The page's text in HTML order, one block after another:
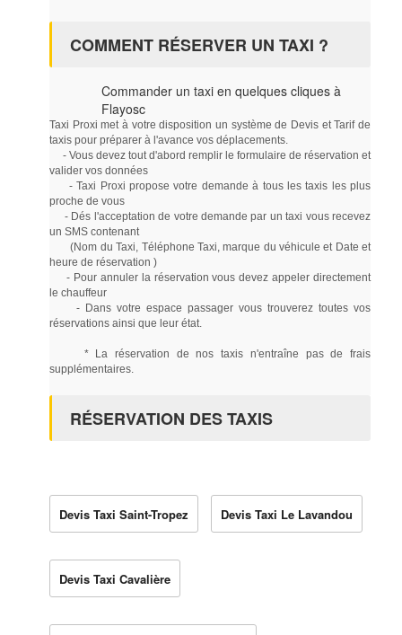
COMMENT RÉSERVER UN TAXI ?
Commander un taxi en quelques cliques à
Flayosc
Taxi Proxi met à votre disposition un système de Devis et Tarif de
taxis pour préparer à l'avance vos déplacements.
- Vous devez tout d'abord remplir le formulaire de réservation et
valider vos données
- Taxi Proxi propose votre demande à tous les taxis les plus
proche de vous
- Dés l'acceptation de votre demande par un taxi vous recevez
un SMS contenant
(Nom du Taxi, Téléphone Taxi, marque du véhicule et Date et
heure de réservation )
- Pour annuler la réservation vous devez appeler directement
le chauffeur
- Dans votre espace passager vous trouverez toutes vos
réservations ainsi que leur état.
* La réservation de nos taxis n'entraîne pas de frais
supplémentaires.
RÉSERVATION DES TAXIS
Devis Taxi Saint-Tropez Devis Taxi Le Lavandou
Devis Taxi Cavalière